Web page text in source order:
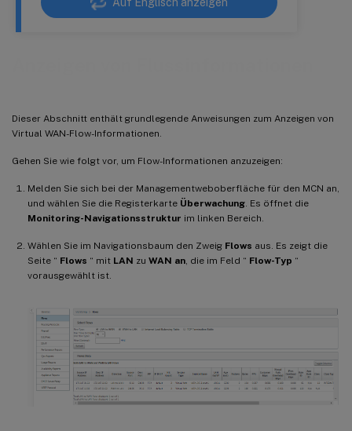
Dieser Abschnitt enthält grundlegende Anweisungen zum Anzeigen von
Virtual WAN-Flow-Informationen.
Gehen Sie wie folgt vor, um Flow-Informationen anzuzeigen:
Melden Sie sich bei der Managementweboberfläche für den MCN an,
und wählen Sie die Registerkarte Überwachung . Es öffnet die
Monitoring-Navigationsstruktur im linken Bereich.
Wählen Sie im Navigationsbaum den Zweig Flows aus. Es zeigt die
Seite “ Flows “ mit LAN zu WAN an , die im Feld “ Flow-Typ “
vorausgewählt ist.